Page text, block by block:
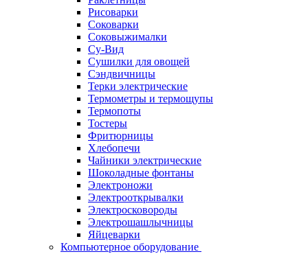
Рисоварки
Соковарки
Соковыжималки
Су-Вид
Сушилки для овощей
Сэндвичницы
Терки электрические
Термометры и термощупы
Термопоты
Тостеры
Фритюрницы
Хлебопечи
Чайники электрические
Шоколадные фонтаны
Электроножи
Электрооткрывалки
Электросковороды
Электрошашлычницы
Яйцеварки
Компьютерное оборудование